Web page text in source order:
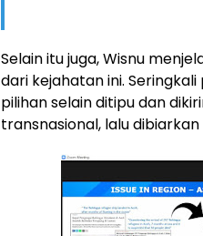
Selain itu juga, Wisnu
dari kejahatan ini.
pilihan selain ditipu dan
transnasional, lalu